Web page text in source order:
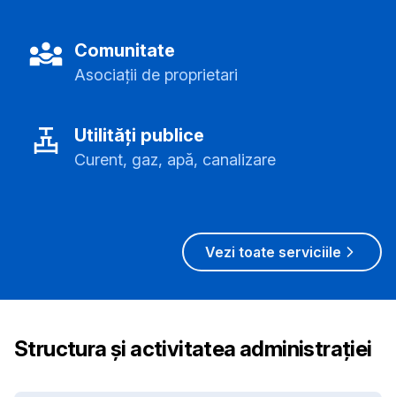
Comunitate
Asociații de proprietari
Utilități publice
Curent, gaz, apă, canalizare
Vezi toate serviciile
Structura și activitatea administrației